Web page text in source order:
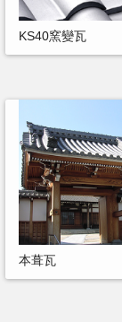
KS40窯變瓦
本葺瓦